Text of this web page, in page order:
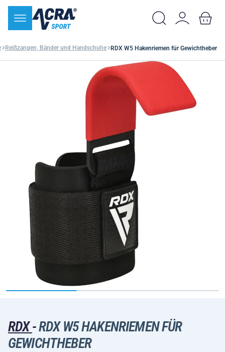
Reißzangen, Bänder und Handschuhe RDX W5 Hakenriemen für Gewichtheber
RDX-RDX W5 HAKENRIEMEN FÜR
GEWICHTHEBER